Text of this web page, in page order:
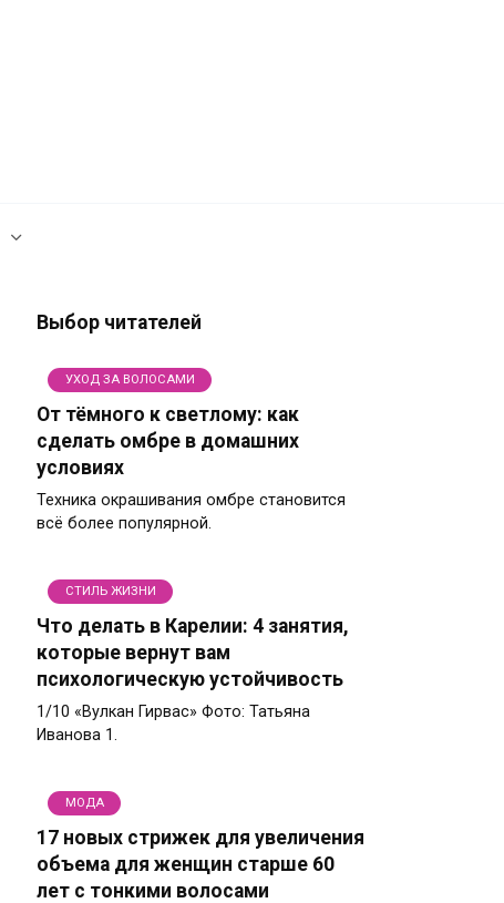
Выбор читателей
УХОД ЗА ВОЛОСАМИ
От тёмного к светлому: как
сделать омбре в домашних
условиях
Техника окрашивания омбре становится
всё более популярной.
СТИЛЬ ЖИЗНИ
Что делать в Карелии: 4 занятия,
которые вернут вам
психологическую устойчивость
1/10 «Вулкан Гирвас» Фото: Татьяна
Иванова 1.
МОДА
17 новых стрижек для увеличения
объема для женщин старше 60
лет с тонкими волосами